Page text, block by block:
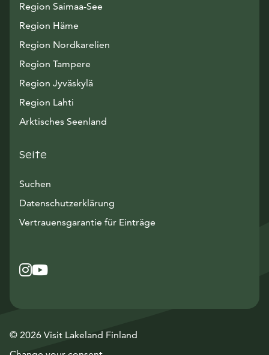
Region Saimaa-See
Region Häme
Region Nordkarelien
Region Tampere
Region Jyväskylä
Region Lahti
Arktisches Seenland
Seite
Suchen
Datenschutzerklärung
Vertrauensgarantie für Einträge
Instagram
Avautuu uuteen ikkunaan
YouTube
Avautuu uuteen ikkunaan
© 2026 Visit Lakeland Finland